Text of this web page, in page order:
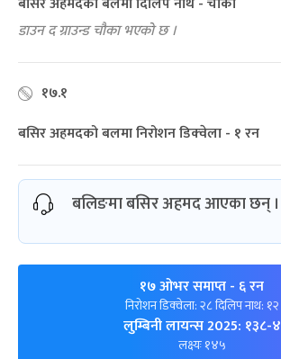
डाउन द ग्राउन्ड चौका भएको छ ।
१७.१
बसिर अहमदको बलमा निरोशन डिक्‍वेला - १ रन
बलिङमा बसिर अहमद आएका छन् ।
१७ ओभर समाप्त- ६ रन
निरोशन डिक्‍वेला: २८ दिलिप नाथ: १२
लुम्बिनी लायन्स 2025: १३८-४
लक्ष्यः १४५